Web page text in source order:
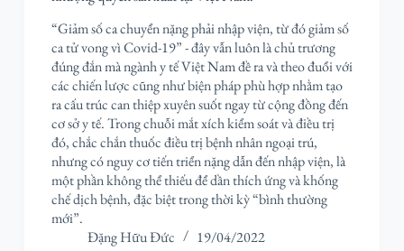
“Giảm số ca chuyển nặng phải nhập viện, từ đó giảm số
ca tử vong vì Covid-19” - đây vẫn luôn là chủ trương
đúng đắn mà ngành y tế Việt Nam đề ra và theo đuổi với
các chiến lược cũng như biện pháp phù hợp nhằm tạo
ra cấu trúc can thiệp xuyên suốt ngay từ cộng đồng đến
cơ sở y tế. Trong chuỗi mắt xích kiểm soát và điều trị
đó, chắc chắn thuốc điều trị bệnh nhân ngoại trú,
nhưng có nguy cơ tiến triển nặng dẫn đến nhập viện, là
một phần không thể thiếu để dần thích ứng và khống
chế dịch bệnh, đặc biệt trong thời kỳ “bình thường
mới”.
Đặng Hữu Đức
19/04/2022